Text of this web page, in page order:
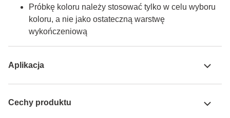
Próbkę koloru należy stosować tylko w celu wyboru
koloru, a nie jako ostateczną warstwę
wykończeniową
Aplikacja
Cechy produktu